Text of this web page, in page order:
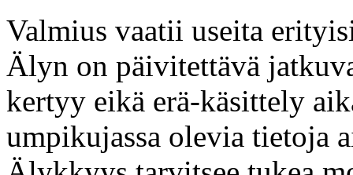
Valmius vaatii useita
Älyn on päivitettävä
kertyy eikä erä-käsittely
umpikujassa olevia tietoja